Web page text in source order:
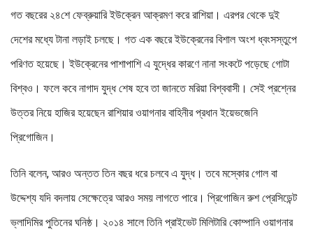
গত বছরের ২৪শে ফেব্রুয়ারি ইউক্রেন আক্রমণ করে রাশিয়া। এরপর থেকে দুই
দেশের মধ্যে টানা লড়াই চলছে। গত এক বছরে ইউক্রেনের বিশাল অংশ ধ্বংসস্তুপে
পরিণত হয়েছে। ইউক্রেনের পাশাপাশি এ যুদ্ধের কারণে নানা সংকটে পড়েছে গোটা
বিশ্বও। ফলে কবে নাগাদ যুদ্ধ শেষ হবে তা জানতে মরিয়া বিশ্ববাসী। সেই প্রশ্নের
উত্তর নিয়ে হাজির হয়েছেন রাশিয়ার ওয়াগনার বাহিনীর প্রধান ইয়েভজেনি
প্রিগোজিন।
তিনি বলেন, আরও অন্তত তিন বছর ধরে চলবে এ যুদ্ধ। তবে মস্কোর গোল বা
উদ্দেশ্য যদি বদলায় সেক্ষেত্রে আরও সময় লাগতে পারে। প্রিগোজিন রুশ প্রেসিডেন্ট
ভ্লাদিমির পুতিনের ঘনিষ্ঠ। ২০১৪ সালে তিনি প্রাইভেট মিলিটারি কোম্পানি ওয়াগনার